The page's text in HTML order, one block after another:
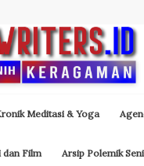
Meditasi & Yoga
dan Film Arsip Polemik